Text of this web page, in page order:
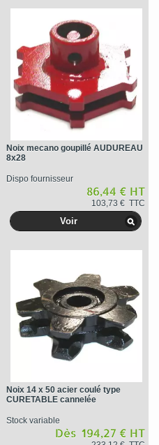
Noix mecano goupillé AUDUREAU
8x28
Dispo fournisseur
86,44 € HT
103,73 € TTC
Voir
Noix 14 x 50 acier coulé type
CURETABLE cannelée
Stock variable
Dès 194,27 € HT